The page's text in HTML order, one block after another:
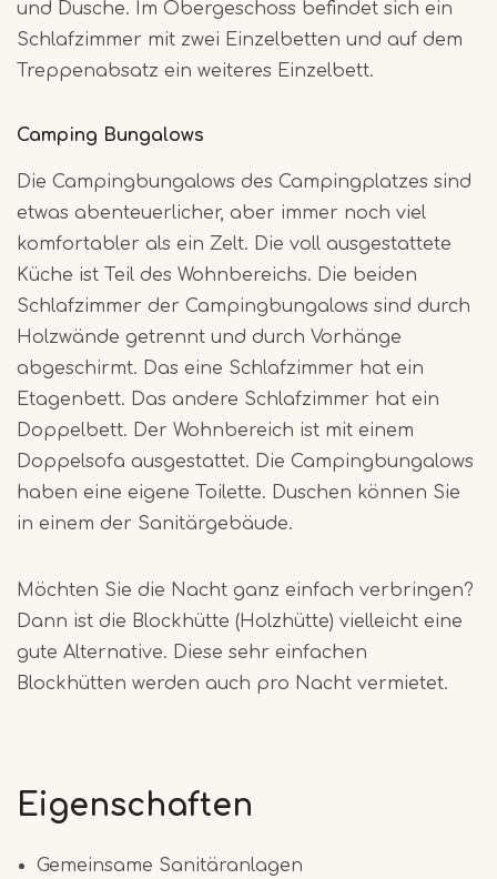
und Dusche. Im Obergeschoss befindet sich ein
Schlafzimmer mit zwei Einzelbetten und auf dem
Treppenabsatz ein weiteres Einzelbett.
Camping Bungalows
Die Campingbungalows des Campingplatzes sind
etwas abenteuerlicher, aber immer noch viel
komfortabler als ein Zelt. Die voll ausgestattete
Küche ist Teil des Wohnbereichs. Die beiden
Schlafzimmer der Campingbungalows sind durch
Holzwände getrennt und durch Vorhänge
abgeschirmt. Das eine Schlafzimmer hat ein
Etagenbett. Das andere Schlafzimmer hat ein
Doppelbett. Der Wohnbereich ist mit einem
Doppelsofa ausgestattet. Die Campingbungalows
haben eine eigene Toilette. Duschen können Sie
in einem der Sanitärgebäude.
Möchten Sie die Nacht ganz einfach verbringen?
Dann ist die Blockhütte (Holzhütte) vielleicht eine
gute Alternative. Diese sehr einfachen
Blockhütten werden auch pro Nacht vermietet.
Eigenschaften
Gemeinsame Sanitäranlagen